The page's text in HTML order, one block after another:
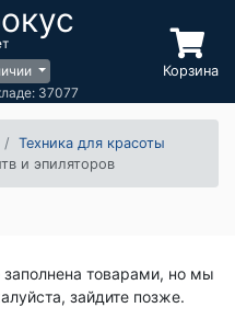
37077
Корзина
Техника для красоты
и эпиляторов
заполнена товарами, но мы
зайдите позже.